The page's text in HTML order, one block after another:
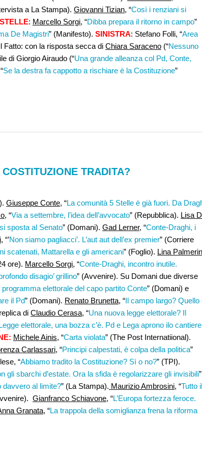
a La Stampa). Giovanni Tizian, “Così i renziani si
: Marcello Sorgi, “Dibba prepara il ritorno in campo”
De Magistri” (Manifesto). SINISTRA: Stefano Folli, “Area
Fatto: con la risposta secca di Chiara Saraceno (“Nessuno
di Giorgio Airaudo (“Una grande alleanza col Pd, Conte,
Se la destra fa cappotto a rischiare è la Costituzione”
TRADITA?
Giuseppe Conte, “La comunità 5 Stelle è già fuori. Da
, “Via a settembre, l’idea dell’avvocato” (Repubblica). Lisa
sposta al Senato” (Domani). Gad Lerner, “Conte-Draghi, i
, “’Non siamo pagliacci’. L’aut aut dell’ex premier” (Corriere
scatenati, Mattarella e gli americani” (Foglio). Lina
ore). Marcello Sorgi, “Conte-Draghi, incontro inutile.
disagio’ grillino” (Avvenire). Su Domani due diverse
programma elettorale del capo partito Conte” (Domani) e
il Pd” (Domani). Renato Brunetta, “Il campo largo? Quello
di Claudio Cerasa, “Una nuova legge elettorale? Il
elettorale, una bozza c’è. Pd e Lega aprono ilo cantiere
Michele Ainis, “Carta violata” (The Post Internatiional).
Carlassari, “Principi calpestati, è colpa della politica”
“Abbiamo tradito la Costituzione? Sì o no?” (TPI).
gli sbarchi d’estate. Ora la sfida è regolarizzare gli invisibili”
davvero al limite?” (La Stampa). Maurizio Ambrosini, “Tutto il
Gianfranco Schiavone, “L’Europa fortezza feroce.
Granata, “La trappola della somiglianza frena la riforma